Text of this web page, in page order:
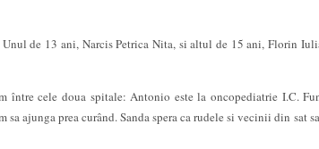
de 13 ani, Narcis Petrica Nita, si altul de 15 ani, Florin
între cele doua spitale: Antonio este la oncopediatrie I.C.
ajunga prea curând. Sanda spera ca rudele si vecinii din sat